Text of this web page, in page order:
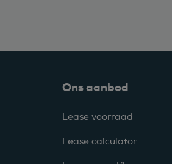
Ons aanbod
Lease voorraad
Lease calculator